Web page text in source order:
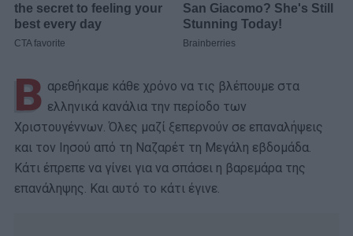
Β αρεθήκαμε κάθε χρόνο να τις βλέπουμε στα
ελληνικά κανάλια την περίοδο των
Χριστουγέννων. Όλες μαζί ξεπερνούν σε επαναλήψεις
και τον Ιησού από τη Ναζαρέτ τη Μεγάλη εβδομάδα.
Κάτι έπρεπε να γίνει για να σπάσει η βαρεμάρα της
επανάληψης. Και αυτό το κάτι έγινε.